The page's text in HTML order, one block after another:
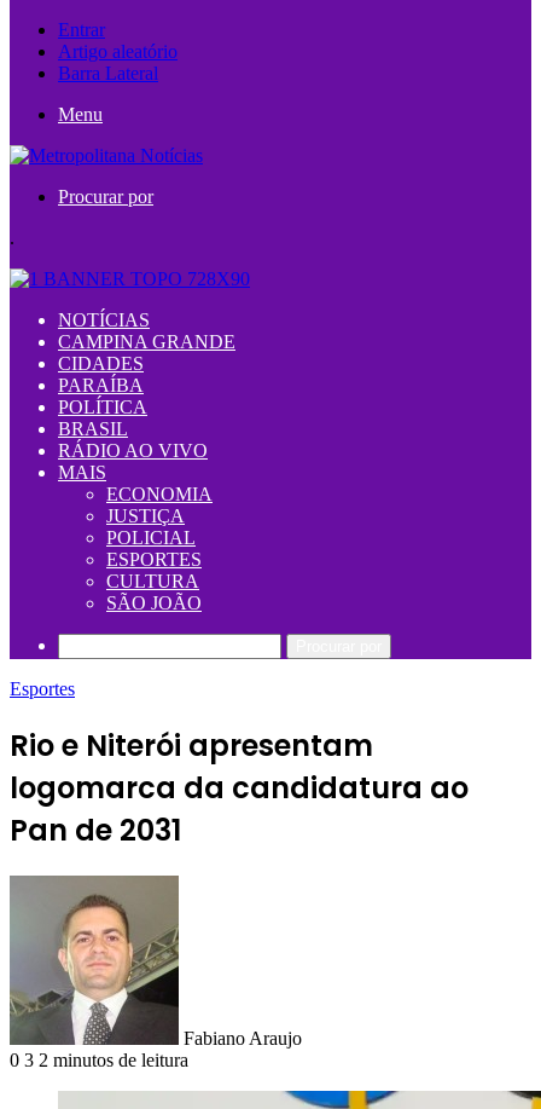
Entrar
Artigo aleatório
Barra Lateral
Menu
Procurar por
.
NOTÍCIAS
CAMPINA GRANDE
CIDADES
PARAÍBA
POLÍTICA
BRASIL
RÁDIO AO VIVO
MAIS
ECONOMIA
JUSTIÇA
POLICIAL
ESPORTES
CULTURA
SÃO JOÃO
Esportes
Rio e Niterói apresentam
logomarca da candidatura ao
Pan de 2031
Fabiano Araujo
0 3 2 minutos de leitura